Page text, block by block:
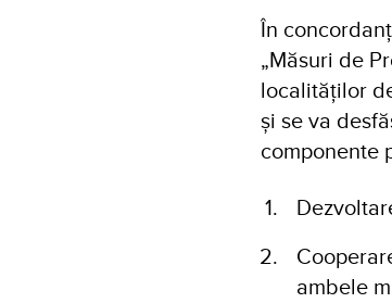
În
„Măsuri de
localităților
și se va
componente
ambele